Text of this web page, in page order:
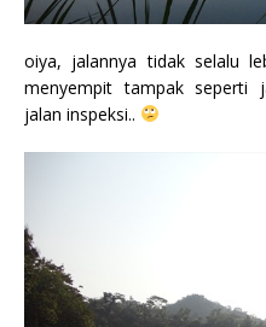
oiya, jalannya tidak selalu
menyempit tampak seperti
jalan inspeksi..